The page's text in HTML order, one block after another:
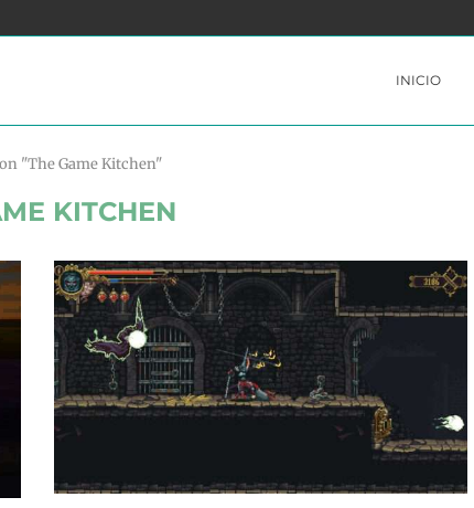
INICIO
"The Game Kitchen"
KITCHEN